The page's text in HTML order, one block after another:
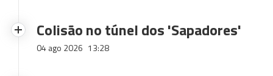
Colisão no túnel dos 'Sapadores'
04 ago 2026 13:28